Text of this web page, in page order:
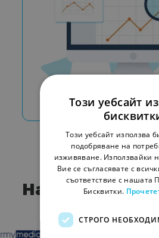
Нашите
Този уебсайт
Този уебсайт използва
подобряване на
изживяване. Използвайки
Вие се съгласявате с
съответствие с нашата
Бисквитки.
СТРОГО